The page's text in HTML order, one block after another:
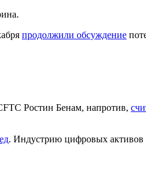
продолжили обсуждение
Ростин Бенам, напротив,
. Индустрию цифровых активов